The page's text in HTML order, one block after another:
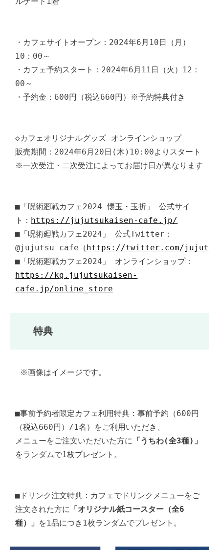
・カフェサイトオープン：2024年6月10日（月）
10：00～
・カフェ予約スタート：2024年6月11日（火）12：
00～
・予約金：600円（税込660円）※予約特典付き
◇カフェオリジナルグッズ オンラインショップ
販売期間：2024年6月20日(木)10:00よりスタート
※一次受注・二次受注によってお届け日が異なります
■「呪術廻戦カフェ2024 懐玉・玉折」 公式サイ
ト： https://jujutsukaisen-cafe.jp/
■「呪術廻戦カフェ2024」 公式Twitter：
@jujutsu_cafe（https://twitter.com/
■「呪術廻戦カフェ2024」 オンラインショップ：
https://kg.jujutsukaisen-
cafe.jp/online_store
特典
※画像はイメージです。
■事前予約者限定カフェ利用特典：事前予約（600円
（税込660円）/1名）をご利用いただき、
メニューをご注文いただいた方に 「うちわ(全3種)」
をランダムで1枚プレゼント。
■ドリンク注文特典：カフェでドリンクメニューをご
注文された方に 「オリジナル紙コースター（全6
種）」 を1品につき1枚ランダムでプレゼント。